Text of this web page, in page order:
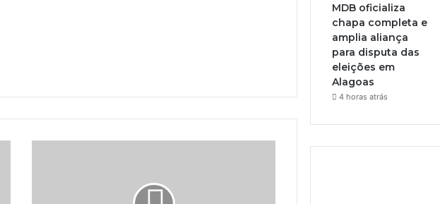
MDB oficializa
chapa completa e
amplia aliança
para disputa das
eleições em
Alagoas
4 horas atrás